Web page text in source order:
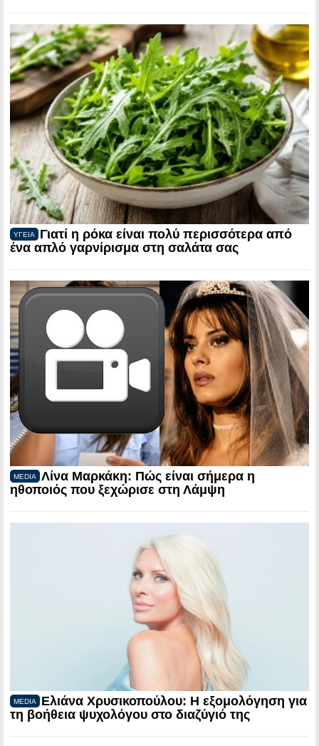
ΥΓΕΙΑ
Γιατί η ρόκα είναι πολύ περισσότερα από
ένα απλό γαρνίρισμα στη σαλάτα σας
MEDIA
Λίνα Μαρκάκη: Πώς είναι σήμερα η
ηθοποιός που ξεχώρισε στη Λάμψη
MEDIA
Ελιάνα Χρυσικοπούλου: Η εξομολόγηση για
τη βοήθεια ψυχολόγου στο διαζύγιό της